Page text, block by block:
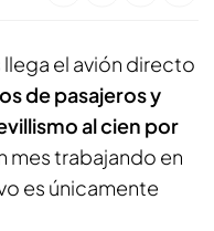
llega el avión directo
de pasajeros y
al cien por
mes trabajando en
es únicamente